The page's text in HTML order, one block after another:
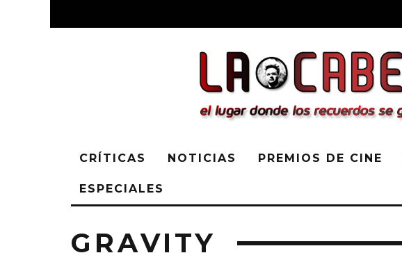
CRÍTICAS NOTICIAS PREMIOS DE CINE
ESPECIALES
GRAVITY